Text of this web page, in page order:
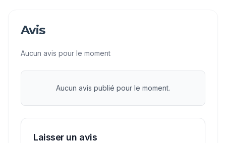
Avis
Aucun avis pour le moment
Aucun avis publié pour le moment.
Laisser un avis